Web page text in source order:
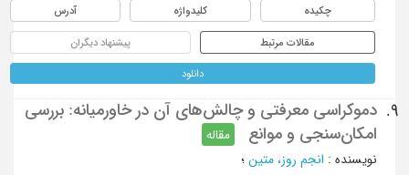
چکیده کلیدواژه آدرس
مقالات مرتبط پیشنهاد دیگران
دانلود
9.
دموکراسی معرفتی و چالش‌های آن در خاورمیانه: بررسی
امکان‌سنجی و موانع
مقاله
نویسنده: انجم روز، متین؛